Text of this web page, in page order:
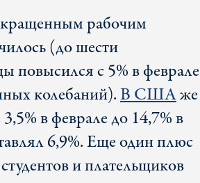
рабочим
(до шести
повысился с 5% в феврале
колебаний).В СШАже
в феврале до 14,7% в
6,9%. Еще один плюс
и плательщиков